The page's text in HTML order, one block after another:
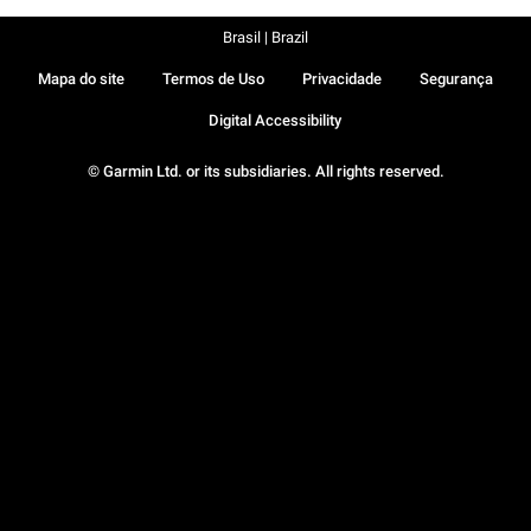
© Garmin Ltd. or its subsidiaries. All rights reserved.
Mapa do site Termos de Uso Privacidade Segurança
Digital Accessibility
Brasil | Brazil